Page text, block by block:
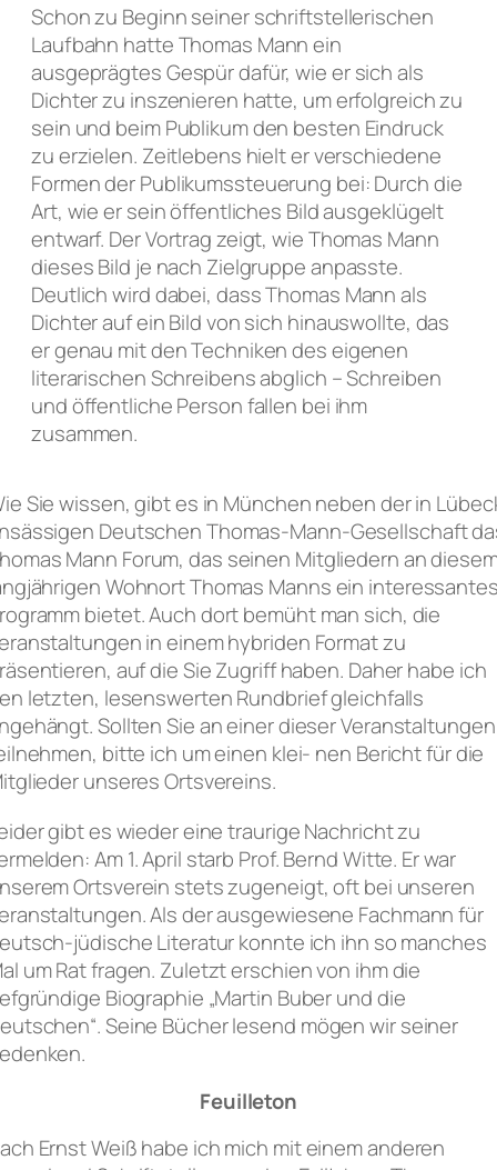
Schon zu Beginn seiner schriftstellerischen
Laufbahn hatte Thomas Mann ein
ausgeprägtes Gespür dafür, wie er sich als
Dichter zu inszenieren hatte, um erfolgreich zu
sein und beim Publikum den besten Eindruck
zu erzielen. Zeitlebens hielt er verschiedene
Formen der Publikumssteuerung bei: Durch die
Art, wie er sein öffentliches Bild ausgeklügelt
entwarf. Der Vortrag zeigt, wie Thomas Mann
dieses Bild je nach Zielgruppe anpasste.
Deutlich wird dabei, dass Thomas Mann als
Dichter auf ein Bild von sich hinauswollte, das
er genau mit den Techniken des eigenen
literarischen Schreibens abglich – Schreiben
und öffentliche Person fallen bei ihm
zusammen.
Sie wissen, gibt es in München neben der in
Deutschen Thomas-Mann-Gesellschaft
Mann Forum, das seinen Mitgliedern an
Wohnort Thomas Manns ein
bietet. Auch dort bemüht man sich, die
in einem hybriden Format zu
auf die Sie Zugriff haben. Daher habe ich
letzten, lesenswerten Rundbrief gleichfalls
Sollten Sie an einer dieser Veranstaltungen
bitte ich um einen klei- nen Bericht für die
unseres Ortsvereins.
gibt es wieder eine traurige Nachricht zu
Am 1. April starb Prof. Bernd Witte. Er war
Ortsverein stets zugeneigt, oft bei unseren
Als der ausgewiesene Fachmann für
jüdische Literatur konnte ich ihn so manches
um Rat fragen. Zuletzt erschien von ihm die
Biographie „Martin Buber und die
Seine Bücher lesend mögen wir seiner
Feuilleton
Ernst Weiß habe ich mich mit einem anderen